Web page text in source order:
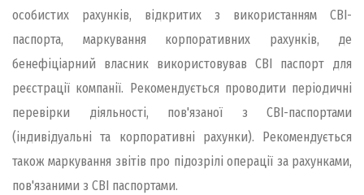
особистих рахунків, відкритих з використанням CBI-
паспорта, маркування корпоративних рахунків, де
бенефіціарний власник використовував CBI паспорт для
реєстрації компанії. Рекомендується проводити періодичні
перевірки діяльності, пов'язаної з CBI-паспортами
(індивідуальні та корпоративні рахунки). Рекомендується
також маркування звітів про підозрілі операції за рахунками,
пов'язаними з CBI паспортами.